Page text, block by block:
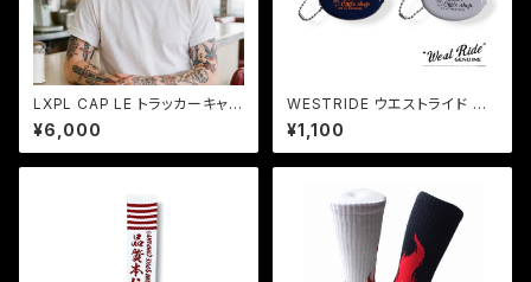
LXPL CAP LE トラッカーキャッ
プ メッシュキャップ アメカジ オ
レンジ
¥6,000
WESTRIDE ウエストライド CO
IN CASE ラバーコインケース U
SA製
¥1,100